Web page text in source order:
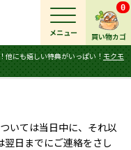
買い物カゴ
0
他にも嬉しい特典がいっぱい！ モクモ
メニュー
いては当日中に、それ以
日までにご連絡をさし